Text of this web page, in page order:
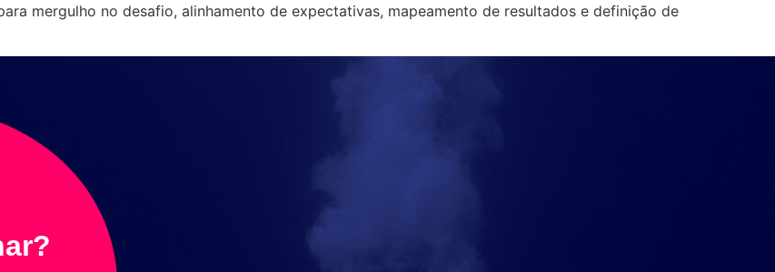
mergulho no desafio, alinhamento de expectativas, mapeamento de resultados e definição de